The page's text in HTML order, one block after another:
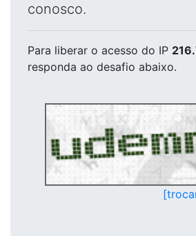
conosco.
Para liberar o acesso do IP
responda ao desafio abaixo.